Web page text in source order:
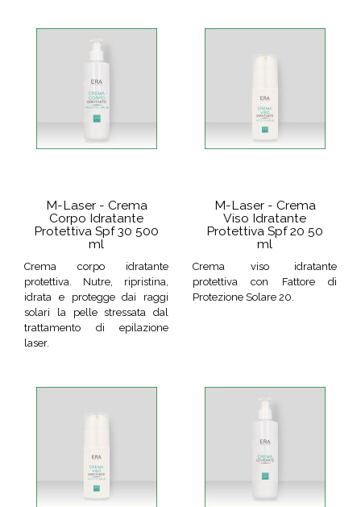
M-Laser - Crema
Corpo Idratante
Protettiva Spf 30 500
ml
Crema corpo idratante
protettiva. Nutre, ripristina,
idrata e protegge dai raggi
solari la pelle stressata dal
trattamento di epilazione
laser.
M-Laser - Crema
Viso Idratante
Protettiva Spf 20 50
ml
Crema viso idratante
protettiva con Fattore di
Protezione Solare 20.